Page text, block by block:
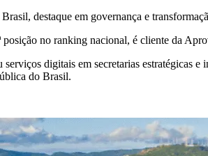
destaque em governança e
posição no ranking nacional, é cliente da
digitais em secretarias estratégicas
do Brasil.